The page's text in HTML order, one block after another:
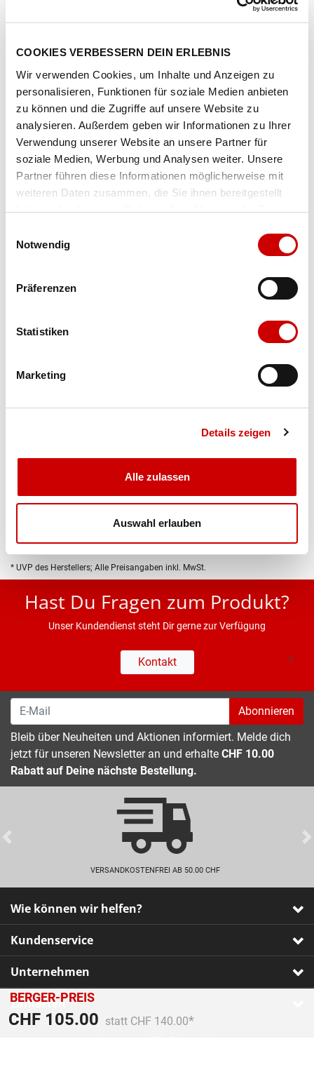
COOKIES VERBESSERN DEIN ERLEBNIS
Wir verwenden Cookies, um Inhalte und Anzeigen zu
personalisieren, Funktionen für soziale Medien anbieten
zu können und die Zugriffe auf unsere Website zu
analysieren. Außerdem geben wir Informationen zu Ihrer
Verwendung unserer Website an unsere Partner für
soziale Medien, Werbung und Analysen weiter. Unsere
Partner führen diese Informationen möglicherweise mit
weiteren Daten zusammen, die Sie ihnen bereitgestellt
haben oder die sie im Rahmen Ihrer Nutzung der Dienste
Notwendig
Präferenzen
Statistiken
Marketing
Details zeigen
Alle zulassen
Auswahl erlauben
Artikel-Nr.83-300-21-nappa-luchs-latte-natur
Farbe nappa/luchs latte/natur
BERGER-PREIS
CHF 105.00 Preis reduziert von
statt CHF 140.00
An
IN DEN WARENKORB
Bis 17:00 Uhr bestellen: morgen geliefert - ab CHF 50.00
Produktbeschreibung
* UVP des Herstellers; Alle Preisangaben inkl. MwSt.
Hast Du Fragen zum Produkt?
Unser Kundendienst steht Dir gerne zur Verfügung
Kontakt
Abonnieren
Bleib über Neuheiten und Aktionen informiert. Melde dich
jetzt für unseren Newsletter an und erhalte CHF 10.00
Rabatt auf Deine nächste Bestellung.
VERSANDKOSTENFREI AB 50.00 CHF
Previous
Wie können wir helfen?
Kundenservice
Unternehmen
Zahlarten